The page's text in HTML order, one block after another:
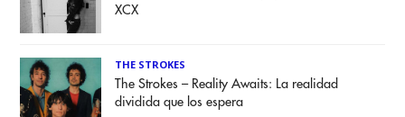
XCX
THE STROKES
The Strokes – Reality Awaits: La realidad
dividida que los espera